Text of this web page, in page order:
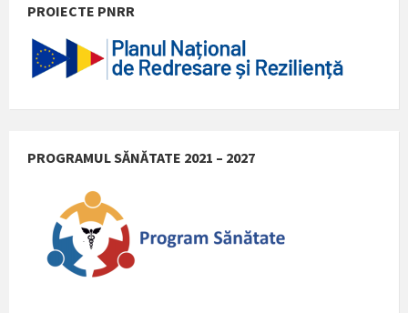
PROIECTE PNRR
PROGRAMUL SĂNĂTATE 2021 – 2027